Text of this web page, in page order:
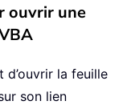
ouvrir une
d’ouvrir la feuille
son lien